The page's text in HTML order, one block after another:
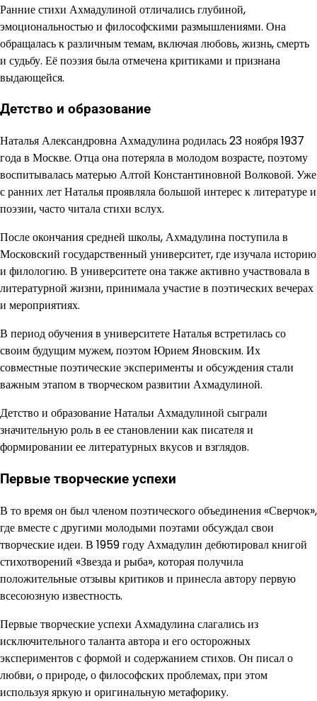
Ранние стихи Ахмадулиной отличались глубиной,
эмоциональностью и философскими размышлениями. Она
обращалась к различным темам, включая любовь, жизнь, смерть
и судьбу. Её поэзия была отмечена критиками и признана
выдающейся.
Детство и образование
Наталья Александровна Ахмадулина родилась 23 ноября 1937
года в Москве. Отца она потеряла в молодом возрасте, поэтому
воспитывалась матерью Алтой Константиновной Волковой. Уже
с ранних лет Наталья проявляла большой интерес к литературе и
поэзии, часто читала стихи вслух.
После окончания средней школы, Ахмадулина поступила в
Московский государственный университет, где изучала историю
и филологию. В университете она также активно участвовала в
литературной жизни, принимала участие в поэтических вечерах
и мероприятиях.
В период обучения в университете Наталья встретилась со
своим будущим мужем, поэтом Юрием Яновским. Их
совместные поэтические эксперименты и обсуждения стали
важным этапом в творческом развитии Ахмадулиной.
Детство и образование Натальи Ахмадулиной сыграли
значительную роль в ее становлении как писателя и
формировании ее литературных вкусов и взглядов.
Первые творческие успехи
В то время он был членом поэтического объединения «Сверчок»,
где вместе с другими молодыми поэтами обсуждал свои
творческие идеи. В 1959 году Ахмадулин дебютировал книгой
стихотворений «Звезда и рыба», которая получила
положительные отзывы критиков и принесла автору первую
всесоюзную известность.
Первые творческие успехи Ахмадулина слагались из
исключительного таланта автора и его осторожных
экспериментов с формой и содержанием стихов. Он писал о
любви, о природе, о философских проблемах, при этом
используя яркую и оригинальную метафорику.